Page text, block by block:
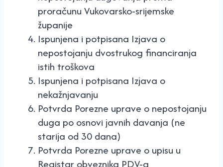
proračunu Vukovarsko-srijemske
županije
Ispunjena i potpisana Izjava o
nepostojanju dvostrukog financiranja
istih troškova
Ispunjena i potpisana Izjava o
nekažnjavanju
Potvrda Porezne uprave o nepostojanju
duga po osnovi javnih davanja (ne
starija od 30 dana)
Potvrda Porezne uprave o upisu u
Registar obveznika PDV-a